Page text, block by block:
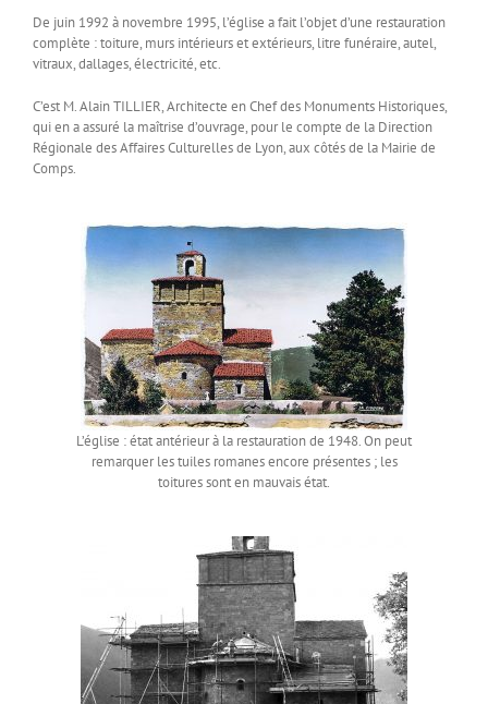
De juin 1992 à novembre 1995, l’église a fait l’objet d’une restauration
complète : toiture, murs intérieurs et extérieurs, litre funéraire, autel,
vitraux, dallages, électricité, etc.
C’est M. Alain TILLIER, Architecte en Chef des Monuments Historiques,
qui en a assuré la maîtrise d’ouvrage, pour le compte de la Direction
Régionale des Affaires Culturelles de Lyon, aux côtés de la Mairie de
Comps.
L’église : état antérieur à la restauration de 1948. On peut
remarquer les tuiles romanes encore présentes ; les
toitures sont en mauvais état.